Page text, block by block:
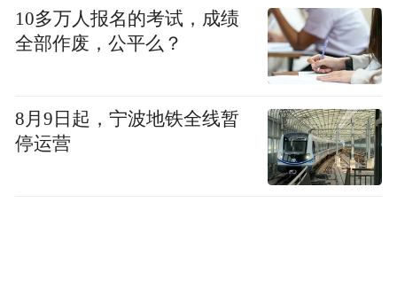
10多万人报名的考试，成绩
全部作废，公平么？
8月9日起，宁波地铁全线暂
停运营